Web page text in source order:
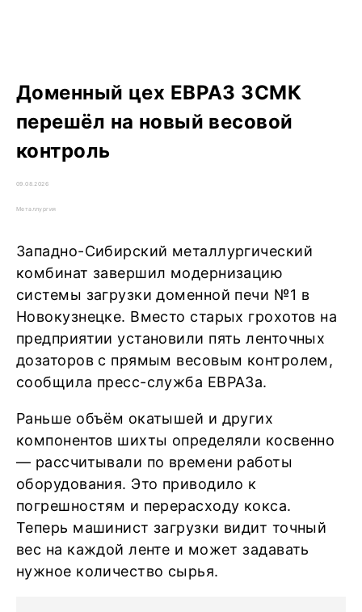
Доменный цех ЕВРАЗ ЗСМК
перешёл на новый весовой
контроль
09.08.2026
Металлургия
Западно-Сибирский металлургический
комбинат завершил модернизацию
системы загрузки доменной печи №1 в
Новокузнецке. Вместо старых грохотов на
предприятии установили пять ленточных
дозаторов с прямым весовым контролем,
сообщила пресс-служба ЕВРАЗа.
Раньше объём окатышей и других
компонентов шихты определяли косвенно
— рассчитывали по времени работы
оборудования. Это приводило к
погрешностям и перерасходу кокса.
Теперь машинист загрузки видит точный
вес на каждой ленте и может задавать
нужное количество сырья.